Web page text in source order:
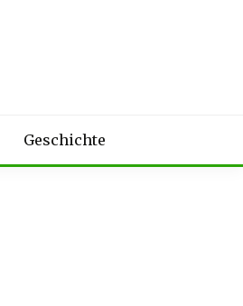
Geschichte